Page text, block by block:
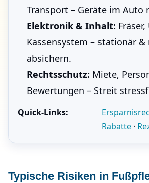
Transport – Geräte im Auto
Elektronik & Inhalt:
Kassensystem – stationär
absichern.
Rechtsschutz: Miete,
Bewertungen – Streit
Quick-Links:
Rabatte ·
Typische Risiken in